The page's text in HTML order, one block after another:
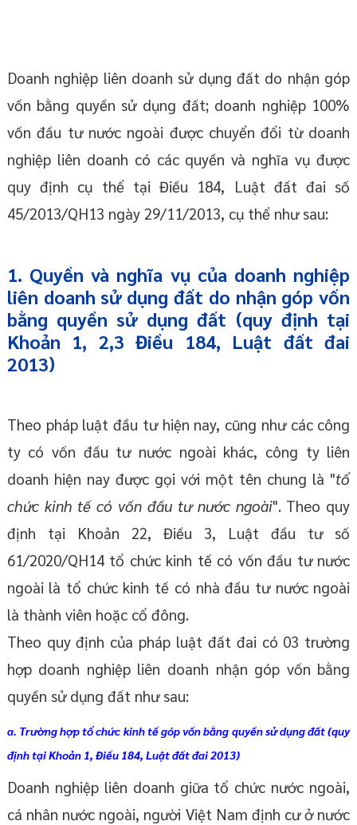
Doanh nghiệp liên doanh sử dụng đất do nhận góp
vốn bằng quyền sử dụng đất; doanh nghiệp 100%
vốn đầu tư nước ngoài được chuyển đổi từ doanh
nghiệp liên doanh có các quyền và nghĩa vụ được
quy định cụ thể tại Điều 184, Luật đất đai số
45/2013/QH13 ngày 29/11/2013, cụ thể như sau:
1. Quyền và nghĩa vụ của doanh nghiệp
liên doanh sử dụng đất do nhận góp vốn
bằng quyền sử dụng đất (quy định tại
Khoản 1, 2,3 Điều 184, Luật đất đai
2013)
Theo pháp luật đầu tư hiện nay, cũng như các công
ty có vốn đầu tư nước ngoài khác, công ty liên
doanh hiện nay được gọi với một tên chung là "tổ
chức kinh tế có vốn đầu tư nước ngoài". Theo quy
định tại Khoản 22, Điều 3, Luật đầu tư số
61/2020/QH14 tổ chức kinh tế có vốn đầu tư nước
ngoài là tổ chức kinh tế có nhà đầu tư nước ngoài
là thành viên hoặc cổ đông.
Theo quy định của pháp luật đất đai có 03 trường
hợp doanh nghiệp liên doanh nhận góp vốn bằng
quyền sử dụng đất như sau:
a. Trường hợp tổ chức kinh tế góp vốn bằng quyền sử dụng đất (quy
định tại Khoản 1, Điều 184, Luật đất đai 2013)
Doanh nghiệp liên doanh giữa tổ chức nước ngoài,
cá nhân nước ngoài, người Việt Nam định cư ở nước